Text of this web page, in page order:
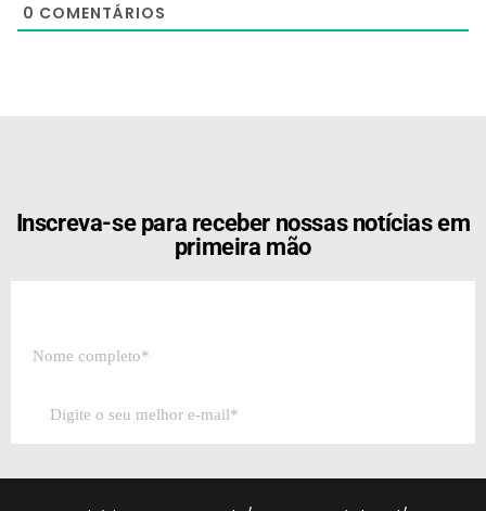
0 COMENTÁRIOS
Inscreva-se para receber nossas notícias em
primeira mão